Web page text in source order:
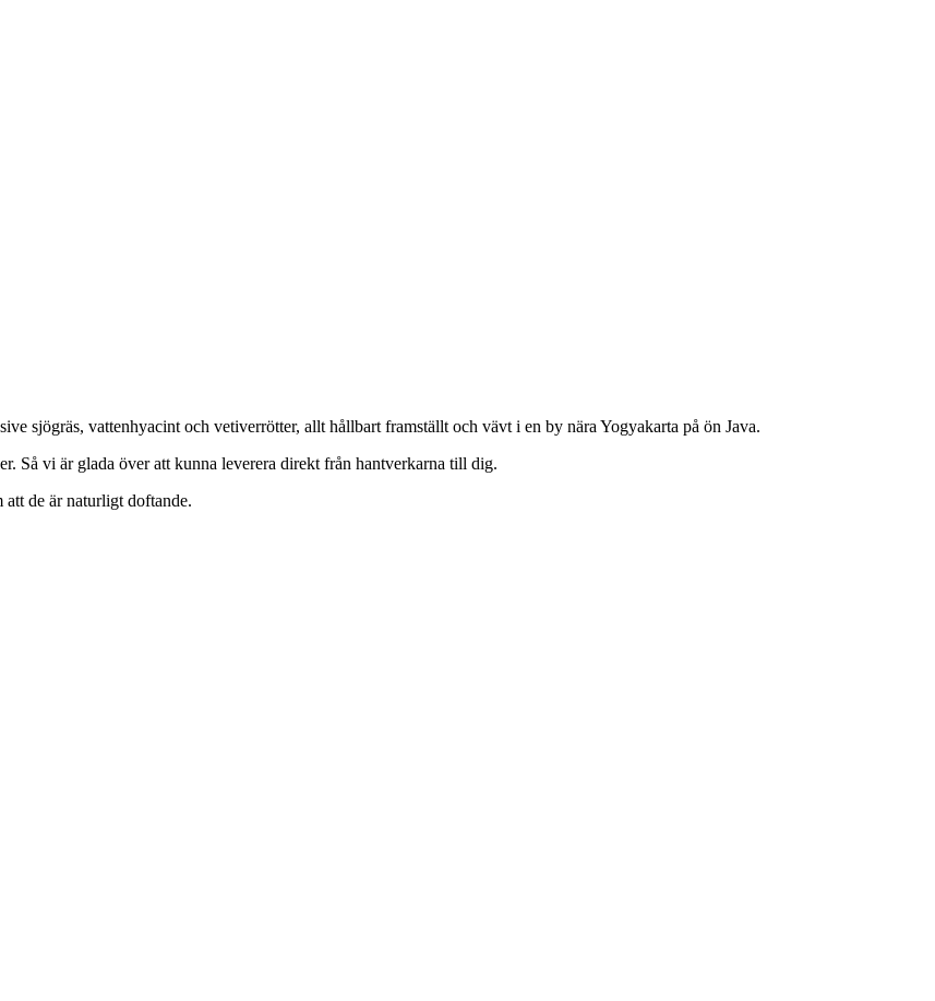
sjögräs, vattenhyacint och vetiverrötter, allt hållbart framställt och vävt i en by nära Yogyakarta på ön Java.
Så vi är glada över att kunna leverera direkt från hantverkarna till dig.
att de är naturligt doftande.